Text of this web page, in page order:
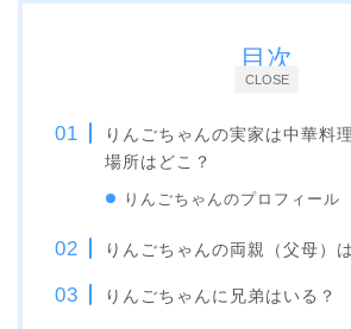
CLOSE
目次
りんごちゃんの実家は中華料
場所はどこ？
りんごちゃんのプロフィール
りんごちゃんの両親（父母）
りんごちゃんに兄弟はいる？